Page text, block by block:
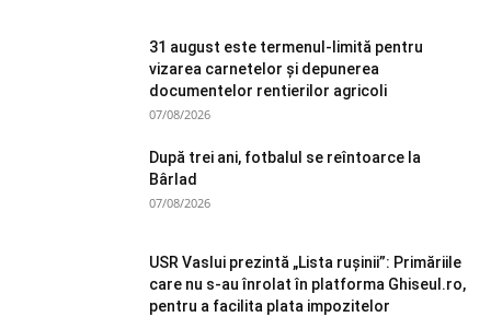
31 august este termenul-limită pentru
vizarea carnetelor și depunerea
documentelor rentierilor agricoli
07/08/2026
După trei ani, fotbalul se reîntoarce la
Bârlad
07/08/2026
USR Vaslui prezintă „Lista rușinii”: Primăriile
care nu s-au înrolat în platforma Ghiseul.ro,
pentru a facilita plata impozitelor